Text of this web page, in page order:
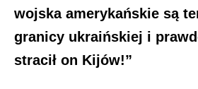
wojska amerykańskie są
granicy ukraińskiej i
stracił on Kijów!”